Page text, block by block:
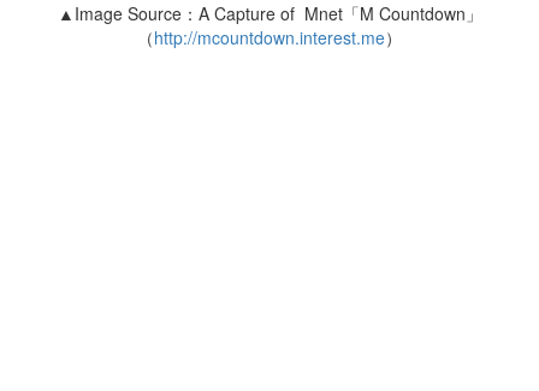
▲Image Source：A Capture of Mnet「M Countdown」
（http://mcountdown.interest.me）